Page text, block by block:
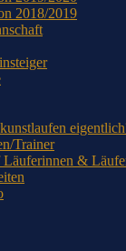
2018/2019
Trainer
Läuferinnen &